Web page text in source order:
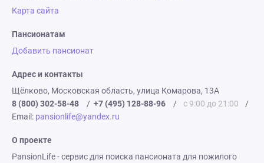
Карта сайта
Пансионатам
Добавить пансионат
Адрес и контакты
Щёлково, Московская область, улица Комарова, 13А
8 (800) 302-58-48
/ +7 (495) 128-88-96 / с 9:00 до 21:00
/
Email: pansionlife@yandex.ru
О проекте
PansionLife - сервис для поиска пансионата для пожилого